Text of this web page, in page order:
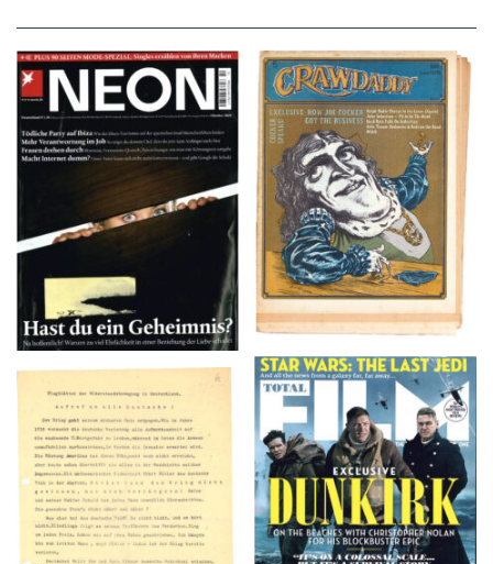
NEON – OKTOBER
2008
Crawdaddy – June/11/72
TOTAL FILM #260 –
SUMMER 2017
Flugblätter der Weissen
Rose – V, Januar 1943